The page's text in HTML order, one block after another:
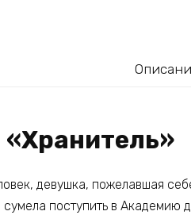
«Хранитель»
девушка, пожелавшая
сумела поступить в